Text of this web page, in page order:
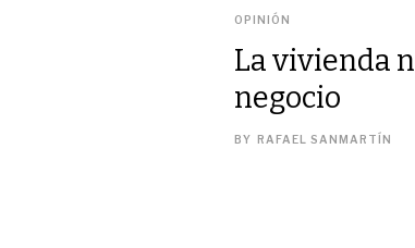
OPINIÓN
La vivienda
negocio
BY RAFAEL SANMARTÍN